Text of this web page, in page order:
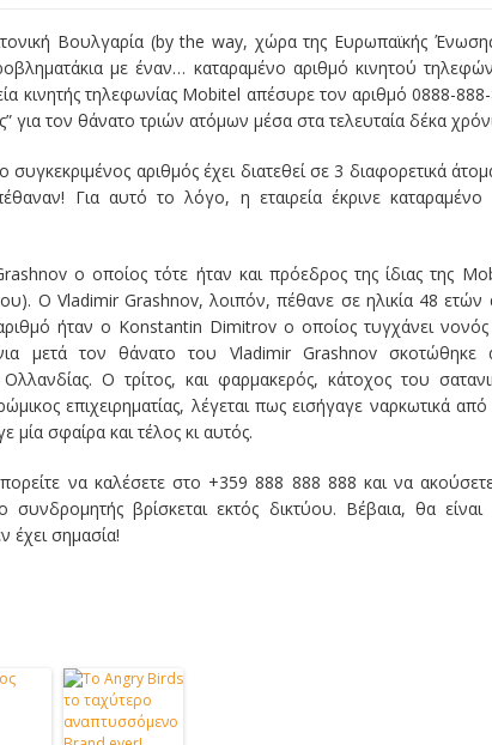
Βουλγαρία (by the way, χώρα της Ευρωπαϊκής
με έναν… καταραμένο αριθμό κινητού
κινητής τηλεφωνίας Mobitel απέσυρε τον αριθμό 0888-
για τον θάνατο τριών ατόμων μέσα στα τελευταία δέκα
συγκεκριμένος αριθμός έχει διατεθεί σε 3 διαφορετικά
Για αυτό το λόγο, η εταιρεία έκρινε καταραμένο
ο οποίος τότε ήταν και πρόεδρος της ίδιας της
Ο Vladimir Grashnov, λοιπόν, πέθανε σε ηλικία 48 ετών
ήταν ο Konstantin Dimitrov ο οποίος τυγχάνει νονός
μετά τον θάνατο του Vladimir Grashnov σκοτώθηκε
Ο τρίτος, και φαρμακερός, κάτοχος του
επιχειρηματίας, λέγεται πως εισήγαγε ναρκωτικά από
σφαίρα και τέλος κι αυτός.
να καλέσετε στο +359 888 888 888 και να
βρίσκεται εκτός δικτύου. Βέβαια, θα είναι
έχει σημασία!